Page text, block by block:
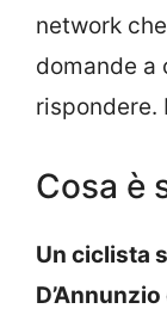
network
domande a
rispondere.
Cosa è
Un ciclista